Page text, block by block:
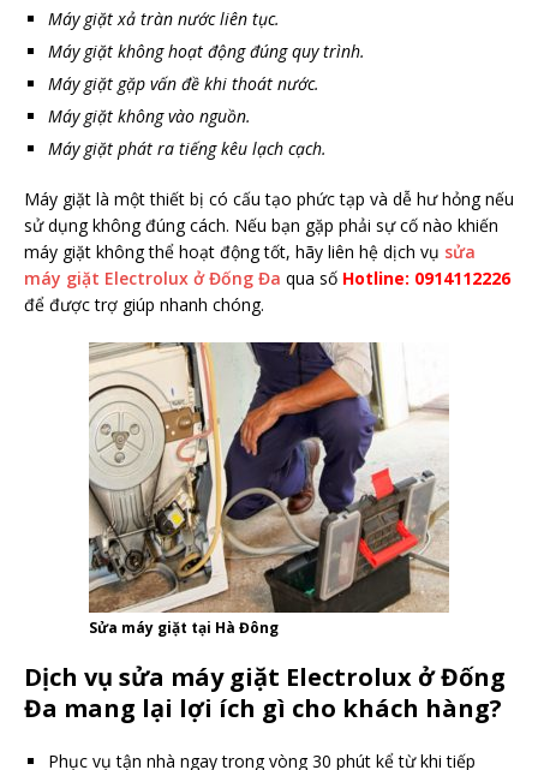
Máy giặt xả tràn nước liên tục.
Máy giặt không hoạt động đúng quy trình.
Máy giặt gặp vấn đề khi thoát nước.
Máy giặt không vào nguồn.
Máy giặt phát ra tiếng kêu lạch cạch.
Máy giặt là một thiết bị có cấu tạo phức tạp và dễ hư hỏng nếu
sử dụng không đúng cách. Nếu bạn gặp phải sự cố nào khiến
máy giặt không thể hoạt động tốt, hãy liên hệ dịch vụ sửa
máy giặt Electrolux ở Đống Đa qua số Hotline: 0914112226
để được trợ giúp nhanh chóng.
Sửa máy giặt tại Hà Đông
Dịch vụ sửa máy giặt Electrolux ở Đống
Đa mang lại lợi ích gì cho khách hàng?
Phục vụ tận nhà ngay trong vòng 30 phút kể từ khi tiếp